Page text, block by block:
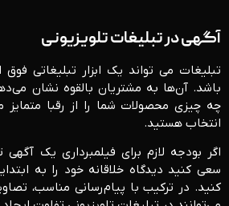
آگهی در تبلیغات تلویزیونی
تبلیغات می تواند یک ابزار تبلیغاتی فوق
باشد. آن‌ها به مشتریان بالقوه نشان
چه چیزی محصولات شما را از رقبا متمایز
انتخاب هستید.
اگر بودجه لازم برای فیلمبرداری یک آگهی
سعی کنید دیدگاه خلاقانه خود را به
کنید. در ترکیب با پیام‌رسانی مناسب،